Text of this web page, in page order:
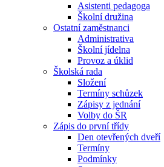
Asistenti pedagoga
Školní družina
Ostatní zaměstnanci
Administrativa
Školní jídelna
Provoz a úklid
Školská rada
Složení
Termíny schůzek
Zápisy z jednání
Volby do ŠR
Zápis do první třídy
Den otevřených dveří
Termíny
Podmínky